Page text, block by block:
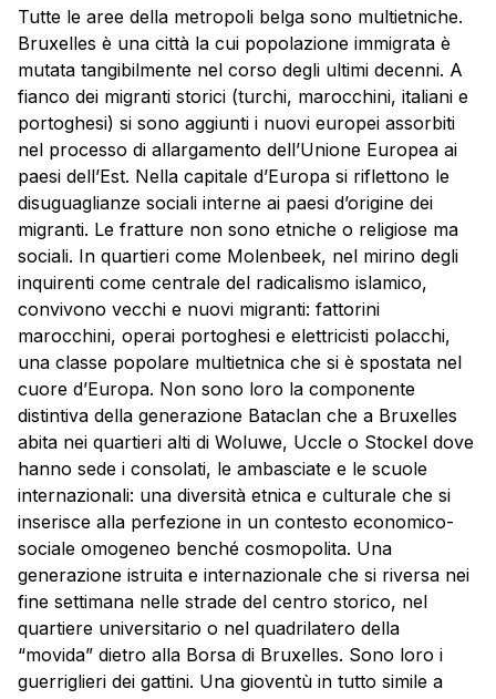
Tutte le aree della metropoli belga sono multietniche.
Bruxelles è una città la cui popolazione immigrata è
mutata tangibilmente nel corso degli ultimi decenni. A
fianco dei migranti storici (turchi, marocchini, italiani e
portoghesi) si sono aggiunti i nuovi europei assorbiti
nel processo di allargamento dell’Unione Europea ai
paesi dell’Est. Nella capitale d’Europa si riflettono le
disuguaglianze sociali interne ai paesi d’origine dei
migranti. Le fratture non sono etniche o religiose ma
sociali. In quartieri come Molenbeek, nel mirino degli
inquirenti come centrale del radicalismo islamico,
convivono vecchi e nuovi migranti: fattorini
marocchini, operai portoghesi e elettricisti polacchi,
una classe popolare multietnica che si è spostata nel
cuore d’Europa. Non sono loro la componente
distintiva della generazione Bataclan che a Bruxelles
abita nei quartieri alti di Woluwe, Uccle o Stockel dove
hanno sede i consolati, le ambasciate e le scuole
internazionali: una diversità etnica e culturale che si
inserisce alla perfezione in un contesto economico-
sociale omogeneo benché cosmopolita. Una
generazione istruita e internazionale che si riversa nei
fine settimana nelle strade del centro storico, nel
quartiere universitario o nel quadrilatero della
“movida” dietro alla Borsa di Bruxelles. Sono loro i
guerriglieri dei gattini. Una gioventù in tutto simile a